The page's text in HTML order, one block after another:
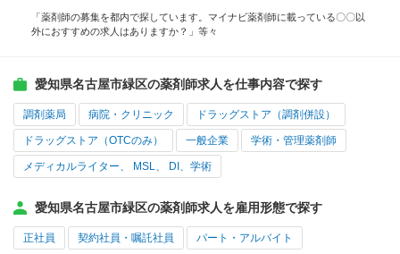
「薬剤師の募集を都内で探しています。マイナビ薬剤師に載っている〇〇以
外におすすめの求人はありますか？」等々
愛知県名古屋市緑区の薬剤師求人を仕事内容で探す
調剤薬局 病院・クリニック ドラッグストア（調剤併設）
ドラッグストア（OTCのみ） 一般企業 学術・管理薬剤師
メディカルライター、 MSL、 DI、学術
愛知県名古屋市緑区の薬剤師求人を雇用形態で探す
正社員 契約社員・嘱託社員 パート・アルバイト